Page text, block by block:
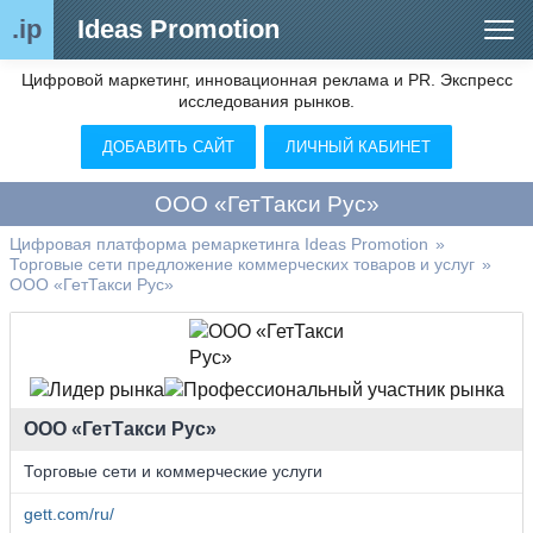
.ip Ideas Promotion
Сегменты рынка
Цифровой ремаркетинг (анализ рынка)
Видео
О нас
Контакты
Цифровой маркетинг, инновационная реклама и PR. Экспресс
исследования рынков.
ДОБАВИТЬ САЙТ ЛИЧНЫЙ КАБИНЕТ
ООО «ГетТакси Рус»
Цифровая платформа ремаркетинга Ideas Promotion »
Торговые сети предложение коммерческих товаров и услуг »
ООО «ГетТакси Рус»
ООО «ГетТакси Рус»
Торговые сети и коммерческие услуги
gett.com/ru/